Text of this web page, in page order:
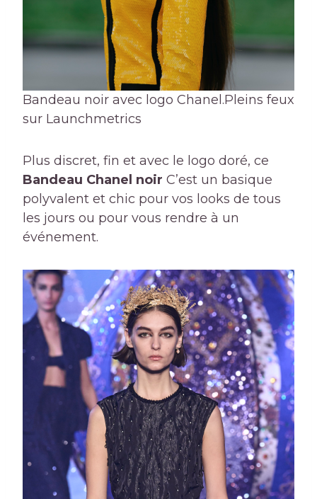
Bandeau noir avec logo Chanel.Pleins feux
sur Launchmetrics
Plus discret, fin et avec le logo doré, ce
Bandeau Chanel noir C’est un basique
polyvalent et chic pour vos looks de tous
les jours ou pour vous rendre à un
événement.